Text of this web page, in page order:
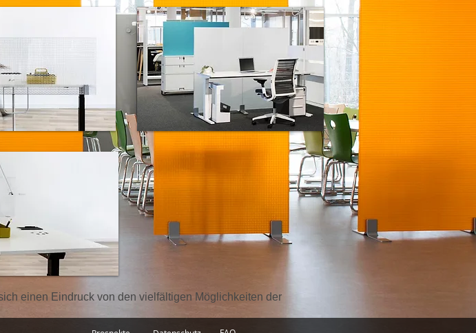
einen Eindruck von den vielfältigen Möglichkeiten der